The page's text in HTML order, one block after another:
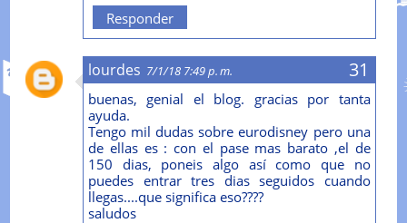
Responder
lourdes 7/1/18 7:49 p. m.
buenas, genial el blog. gracias por tanta
ayuda.
Tengo mil dudas sobre eurodisney pero una
de ellas es : con el pase mas barato ,el de
150 dias, poneis algo así como que no
puedes entrar tres dias seguidos cuando
llegas....que significa eso????
saludos